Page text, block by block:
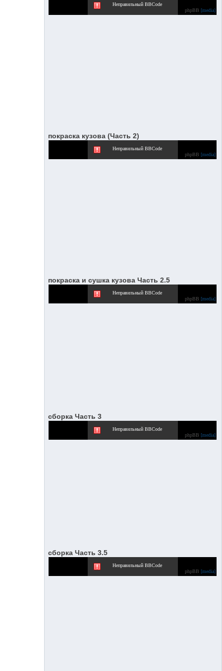
Неправильный BBCode
phpBB[media]
покраска кузова (Часть 2)
Неправильный BBCode
phpBB[media]
покраска и сушка кузова Часть 2.5
Неправильный BBCode
phpBB[media]
сборка Часть 3
Неправильный BBCode
phpBB[media]
сборка Часть 3.5
Неправильный BBCode
phpBB[media]